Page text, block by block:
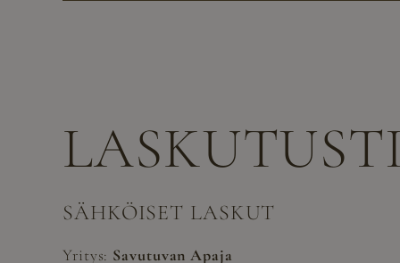
SÄHKÖISET LASKUT
Yritys: Savutuvan Apaja